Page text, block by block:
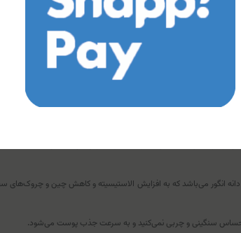
مضر آفتاب، مرطوب کنندگی پوست‌های حساس اشاره کرد. کرم‌های
استرس‌‌زا، زایمان و لکه‌های پوستی نیز می‌توانند در پیری زودرس
خشکی پوست می‌تواند پوست را روشن و درخشان کند.
آزاد و تابش اشعه‌های مضر آفتاب و استرس‌های محیطی محاظت کند.
احساس سنگینی و چربی نمی‌کنید و به سرعت جذب پوست می‌شود.